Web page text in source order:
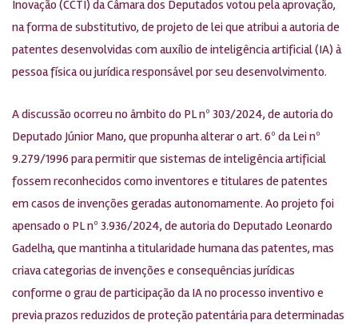
Inovação (CCTI) da Câmara dos Deputados votou pela aprovação,
na forma de substitutivo, de projeto de lei que atribui a autoria de
patentes desenvolvidas com auxílio de inteligência artificial (IA) à
pessoa física ou jurídica responsável por seu desenvolvimento.
A discussão ocorreu no âmbito do PL nº 303/2024, de autoria do
Deputado Júnior Mano, que propunha alterar o art. 6º da Lei nº
9.279/1996 para permitir que sistemas de inteligência artificial
fossem reconhecidos como inventores e titulares de patentes
em casos de invenções geradas autonomamente. Ao projeto foi
apensado o PL nº 3.936/2024, de autoria do Deputado Leonardo
Gadelha, que mantinha a titularidade humana das patentes, mas
criava categorias de invenções e consequências jurídicas
conforme o grau de participação da IA no processo inventivo e
previa prazos reduzidos de proteção patentária para determinadas